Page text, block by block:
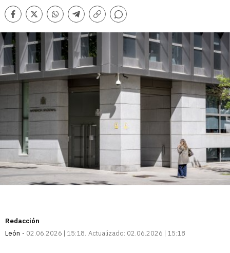
Facebook
TwitterWhatsappTelegram
Copiar
Comentarios
Redacción
León
02.06.2026 | 15:18 Actualizado: 02.06.2026 | 15:18